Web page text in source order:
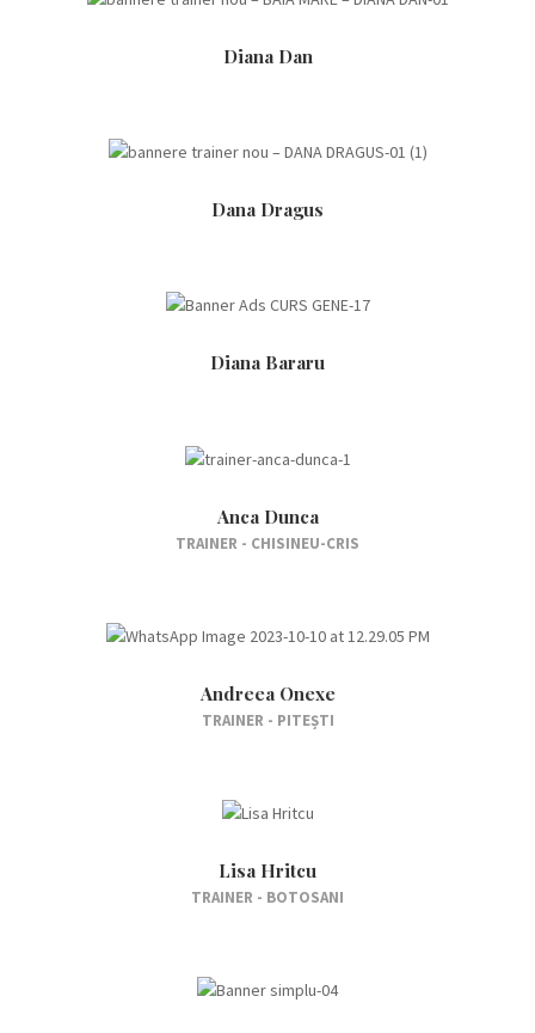
Diana Dan
Dana Dragus
Diana Bararu
Anca Dunca
TRAINER - CHISINEU-CRIS
Andreea Onexe
TRAINER - PITEȘTI
Lisa Hritcu
TRAINER - BOTOSANI